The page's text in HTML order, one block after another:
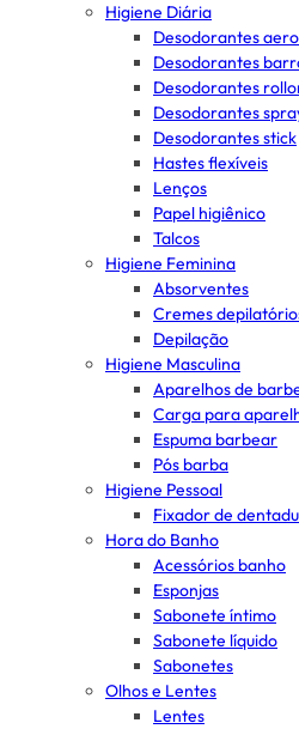
Higiene Diária
Desodorantes
Desodorantes
Desodorantes
Desodorantes
Desodorantes stick
Hastes flexíveis
Lenços
Papel higiênico
Talcos
Higiene Feminina
Absorventes
Cremes
Depilação
Higiene Masculina
Aparelhos de
Carga para
Espuma barbear
Pós barba
Higiene Pessoal
Fixador de
Hora do Banho
Acessórios banho
Esponjas
Sabonete íntimo
Sabonete líquido
Sabonetes
Olhos e Lentes
Lentes